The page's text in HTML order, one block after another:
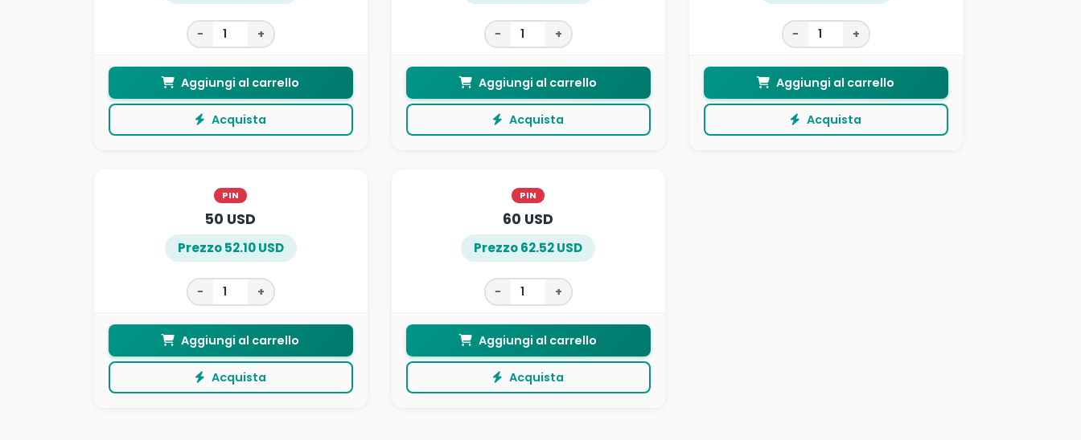
− +
Aggiungi al carrello
Acquista
− +
Aggiungi al carrello
Acquista
− +
Aggiungi al carrello
Acquista
PIN
50 USD
Prezzo 52.10 USD
− +
Aggiungi al carrello
Acquista
PIN
60 USD
Prezzo 62.52 USD
− +
Aggiungi al carrello
Acquista